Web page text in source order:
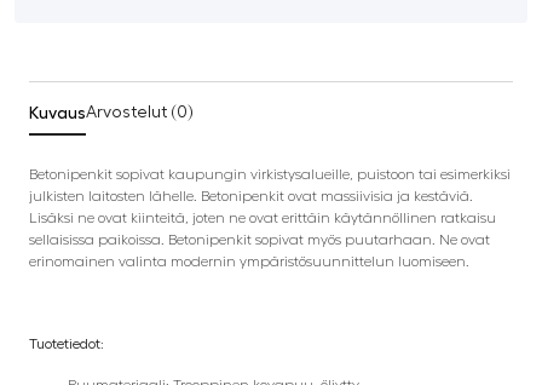
KuvausArvostelut (0)
Betonipenkit sopivat kaupungin virkistysalueille, puistoon tai esimerkiksi
julkisten laitosten lähelle. Betonipenkit ovat massiivisia ja kestäviä.
Lisäksi ne ovat kiinteitä, joten ne ovat erittäin käytännöllinen ratkaisu
sellaisissa paikoissa. Betonipenkit sopivat myös puutarhaan. Ne ovat
erinomainen valinta modernin ympäristösuunnittelun luomiseen.
Tuotetiedot: